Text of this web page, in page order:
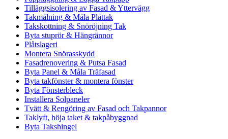
Tilläggsisolering av Fasad & Yttervägg
Takmålning & Måla Plåttak
Takskottning & Snöröjning Tak
Byta stuprör & Hängrännor
Plåtslageri
Montera Snörasskydd
Fasadrenovering & Putsa Fasad
Byta Panel & Måla Träfasad
Byta takfönster & montera fönster
Byta Fönsterbleck
Installera Solpaneler
Tvätt & Rengöring av Fasad och Takpannor
Taklyft, höja taket & takpåbyggnad
Byta Takshingel